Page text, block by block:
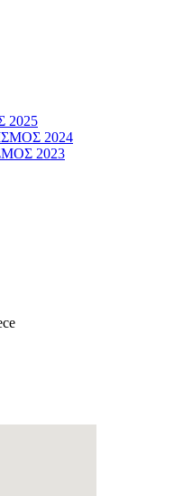
2025
2024
2023